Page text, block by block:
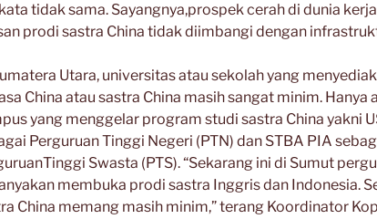
tidak sama. Sayangnya,prospek cerah di dunia
prodi sastra China tidak diimbangi dengan
Utara, universitas atau sekolah yang
China atau sastra China masih sangat minim. Hanya
yang menggelar program studi sastra China yakni
Perguruan Tinggi Negeri (PTN) dan STBA PIA
Swasta (PTS). “Sekarang ini di Sumut
membuka prodi sastra Inggris dan Indonesia.
China memang masih minim,” terang Koordinator